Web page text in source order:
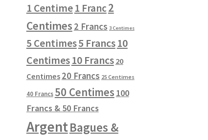
1 Centime1 Franc2
Centimes 2 Francs 3 Centimes
5 Centimes5 Francs10
Centimes10 Francs 20
Centimes 20 Francs 25 Centimes
40 Francs 50 Centimes 100
Francs & 50 Francs
ArgentBagues &